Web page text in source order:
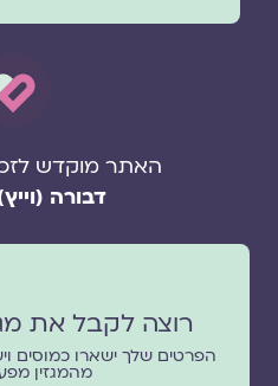
האתר מוקדש
דבורה
רוצה לקבל את
הפרטים שלך ישארו כמוסים
מהמגזין